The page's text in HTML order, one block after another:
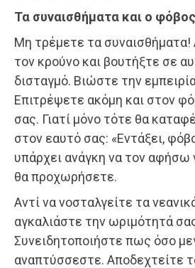
Τα συναισθήματα και ο
Μη τρέμετε τα συναισθήματα!
τον κρούνο και βουτήξτε σε
δισταγμό. Βιώστε την
Επιτρέψετε ακόμη και στον
σας. Γιατί μόνο τότε θα
στον εαυτό σας: «Εντάξει,
υπάρχει ανάγκη να τον αφήσω
θα προχωρήσετε.
Αντί να νοσταλγείτε τα
αγκαλιάστε την ωριμότητά
Συνειδητοποιήστε πως όσο
αναπτύσσεστε. Αποδεχτείτε